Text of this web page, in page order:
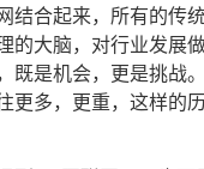
结合起来，所有的传
的大脑，对行业发展
既是机会，更是挑战
更多，更重，这样的